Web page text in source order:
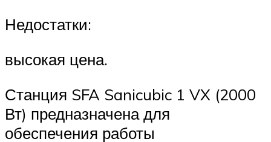
Недостатки:
высокая цена.
Станция SFA Sanicubic 1 VX (2000
Вт) предназначена для
обеспечения работы